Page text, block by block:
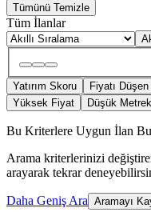
Tümünü Temizle
Tüm İlanlar
Yatırım Skoru Fiyatı Düşen
Yüksek Fiyat
Düşük
Bu Kriterlere Uygun İlan
Arama kriterlerinizi
arayarak tekrar
Daha Geniş Ara Aramayı